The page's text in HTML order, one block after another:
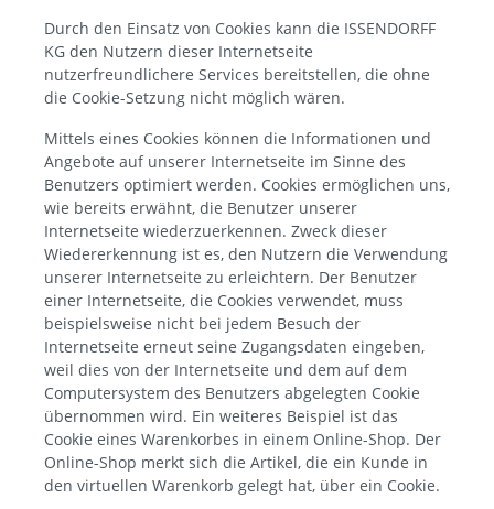
Durch den Einsatz von Cookies kann die ISSENDORFF
KG den Nutzern dieser Internetseite
nutzerfreundlichere Services bereitstellen, die ohne
die Cookie-Setzung nicht möglich wären.
Mittels eines Cookies können die Informationen und
Angebote auf unserer Internetseite im Sinne des
Benutzers optimiert werden. Cookies ermöglichen uns,
wie bereits erwähnt, die Benutzer unserer
Internetseite wiederzuerkennen. Zweck dieser
Wiedererkennung ist es, den Nutzern die Verwendung
unserer Internetseite zu erleichtern. Der Benutzer
einer Internetseite, die Cookies verwendet, muss
beispielsweise nicht bei jedem Besuch der
Internetseite erneut seine Zugangsdaten eingeben,
weil dies von der Internetseite und dem auf dem
Computersystem des Benutzers abgelegten Cookie
übernommen wird. Ein weiteres Beispiel ist das
Cookie eines Warenkorbes in einem Online-Shop. Der
Online-Shop merkt sich die Artikel, die ein Kunde in
den virtuellen Warenkorb gelegt hat, über ein Cookie.